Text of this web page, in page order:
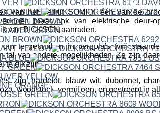
van het bedrijf SOMFY, één van de
maar ook van elektrische deur-
van DICKSON aanraden.
te gebruiken in pergola’s (vrij
tal van andere mogelijkheden. Ze zijn
te dik zijn.
zijn: hardelot, blauw wit, dubonnet,
woodstock, vermiljoen, en gestreept in